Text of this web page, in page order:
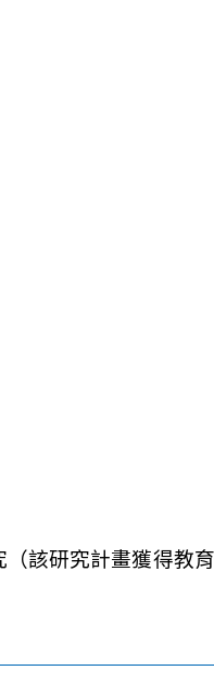
該研究計畫獲得教